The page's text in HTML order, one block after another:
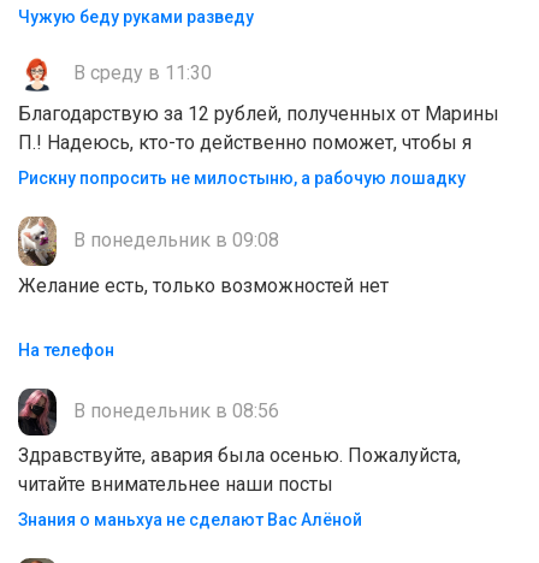
Чужую беду руками разведу
В среду в 11:30
Благодарствую за 12 рублей, полученных от Марины
П.! Надеюсь, кто-то действенно поможет, чтобы я
Рискну попросить не милостыню, а рабочую лошадку
В понедельник в 09:08
Желание есть, только возможностей нет
На телефон
В понедельник в 08:56
Здравствуйте, авария была осенью. Пожалуйста,
читайте внимательнее наши посты
Знания о маньхуа не сделают Вас Алëной